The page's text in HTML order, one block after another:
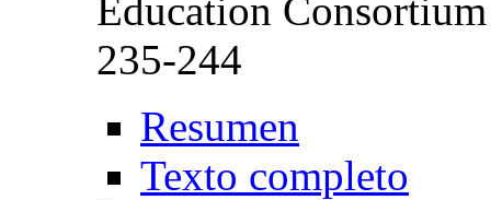
Education
235-244
Resumen
Texto completo